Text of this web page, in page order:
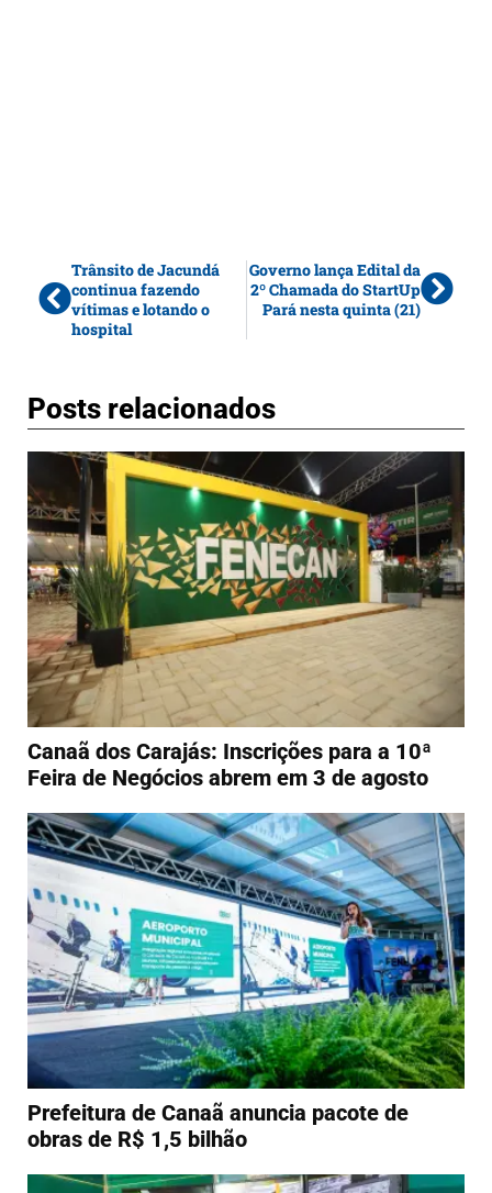
Trânsito de Jacundá
continua fazendo
vítimas e lotando o
hospital
Governo lança Edital da
2º Chamada do StartUp
Pará nesta quinta (21)
Posts relacionados
Canaã dos Carajás: Inscrições para a 10ª
Feira de Negócios abrem em 3 de agosto
Prefeitura de Canaã anuncia pacote de
obras de R$ 1,5 bilhão